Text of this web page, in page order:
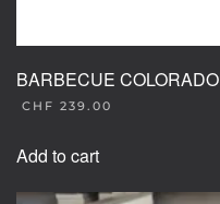
BARBECUE COLORADO
CHF 239.00
Add to cart